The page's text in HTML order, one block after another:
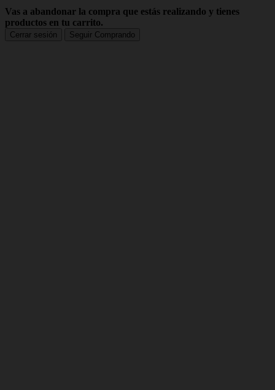
Vas a abandonar la compra que estás realizando y tienes
productos en tu carrito.
Cerrar sesión Seguir Comprando